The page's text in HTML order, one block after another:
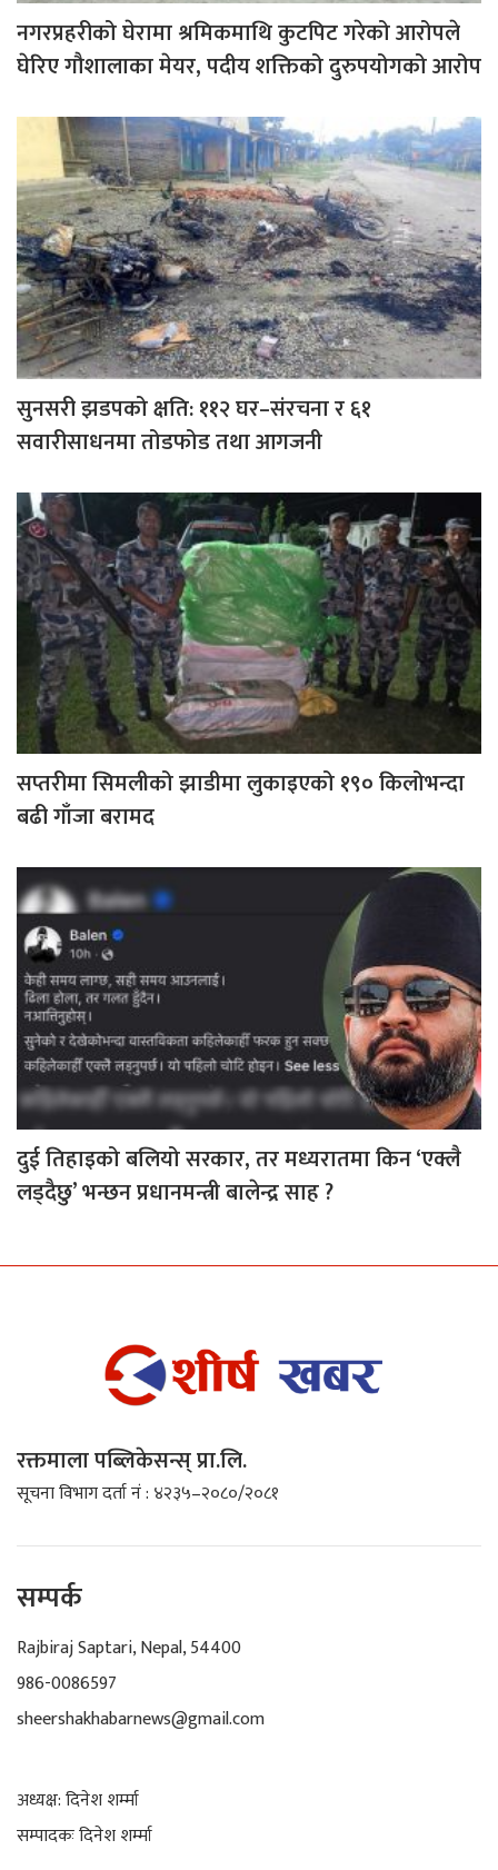
नगरप्रहरीको घेरामा श्रमिकमाथि कुटपिट गरेको आरोपले
घेरिए गौशालाका मेयर, पदीय शक्तिको दुरुपयोगको आरोप
सुनसरी झडपको क्षति: ११२ घर–संरचना र ६१
सवारीसाधनमा तोडफोड तथा आगजनी
सप्तरीमा सिमलीको झाडीमा लुकाइएको १९० किलोभन्दा
बढी गाँजा बरामद
दुई तिहाइको बलियो सरकार, तर मध्यरातमा किन ‘एक्लै
लड्दैछु’ भन्छन प्रधानमन्त्री बालेन्द्र साह ?
रक्तमाला पब्लिकेसन्स् प्रा.लि.
सूचना विभाग दर्ता नं : ४२३५–२०८०/२०८१
सम्पर्क
Rajbiraj Saptari, Nepal, 54400
986-0086597
sheershakhabarnews@gmail.com
अध्यक्ष: दिनेश शर्म्मा
सम्पादकः दिनेश शर्म्मा